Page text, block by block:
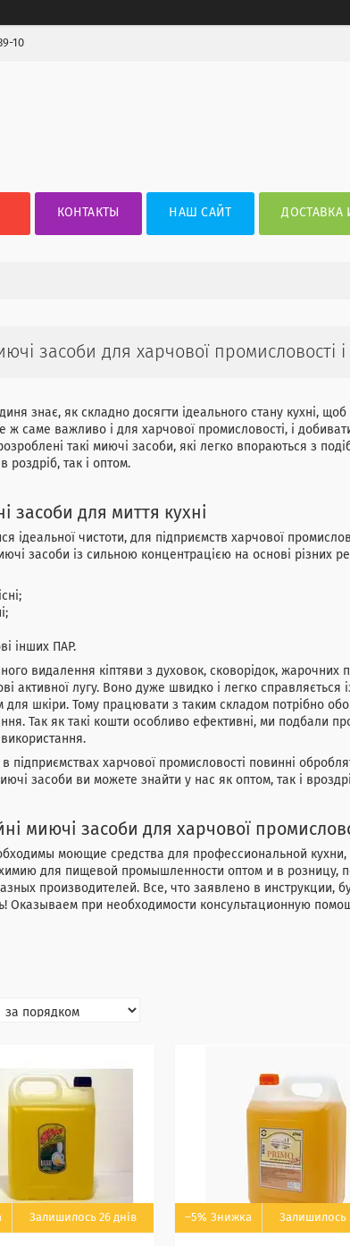
10
КОНТАКТЫ НАШ САЙТ ДОСТАВКА
засоби для харчової промисловості і
знає, як складно досягти ідеального стану кухні,
ж саме важливо і для харчової промисловості, і
такі миючі засоби, які легко впораються з
роздріб, так і оптом.
засоби для миття кухні
ідеальної чистоти, для підприємств харчової
засоби із сильною концентрацією на основі різних
інших ПАР.
видалення кіптяви з духовок, сковорідок, жарочних
активної лугу. Воно дуже швидко і легко
для шкіри. Тому працювати з таким складом потрібно
Так як такі кошти особливо ефективні, ми подбали
в підприємствах харчової промисловості повинні
засоби ви можете знайти у нас як оптом, так і
миючі засоби для харчової
моющие средства для профессиональной
для пищевой промышленности оптом и в розницу,
производителей. Все, что заявлено в инструкции,
Оказываем при необходимости консультационную
Залишилось 26 днів –5% Залишилось